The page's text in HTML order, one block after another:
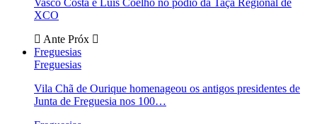
Vasco Costa e Luís Coelho no pódio da Taça Regional de
XCO
Ante Próx
Freguesias
Freguesias
Vila Chã de Ourique homenageou os antigos presidentes de
Junta de Freguesia nos 100…